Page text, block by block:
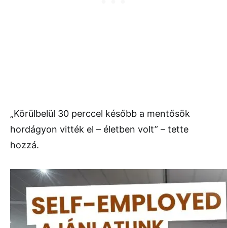
„Körülbelül 30 perccel később a mentősök
hordágyon vitték el – életben volt” – tette
hozzá.